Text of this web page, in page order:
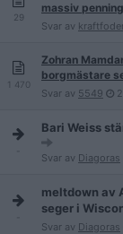
29
massiv
Svar av
1 470
Zohran
borgmästare
Svar av 5549
Bari Weiss
Svar av Diagoras
meltdown av
seger i
Svar av Diagoras